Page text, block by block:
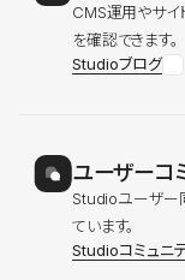
CMS運用やサイ
を確認できます。
Studioブログ
ユーザーコ
Studioユーザー
ています。
Studioコミュニ